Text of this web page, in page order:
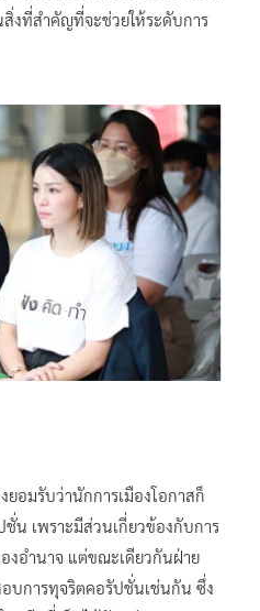
งที่สำคัญที่จะช่วยให้ระดับการ
อมรับว่านักการเมืองโอกาสก็
น เพราะมีส่วนเกี่ยวข้องกับการ
งอำนาจ แต่ขณะเดียวกันฝ่าย
บการทุจริตคอรัปชั่นเช่นกัน ซึ่ง